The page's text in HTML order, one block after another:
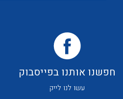
חפשנו אותנו בפייסבוק
עשו לנו לייק